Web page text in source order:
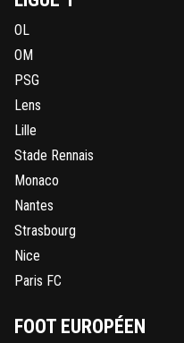
OL
OM
PSG
Lens
Lille
Stade Rennais
Monaco
Nantes
Strasbourg
Nice
Paris FC
FOOT EUROPÉEN